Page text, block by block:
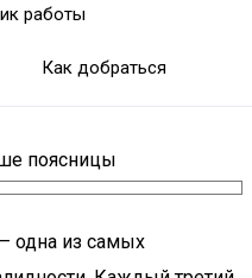
работы
Как добраться
поясницы
одна из самых